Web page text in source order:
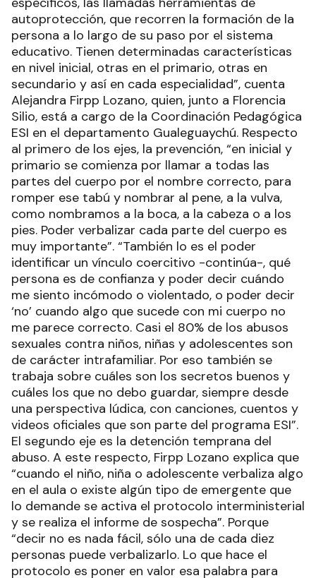
autoprotección, que recorren la formación de la
persona a lo largo de su paso por el sistema
educativo. Tienen determinadas características
en nivel inicial, otras en el primario, otras en
secundario y así en cada especialidad”, cuenta
Alejandra Firpp Lozano, quien, junto a Florencia
Silio, está a cargo de la Coordinación Pedagógica
ESI en el departamento Gualeguaychú. Respecto
al primero de los ejes, la prevención, “en inicial y
primario se comienza por llamar a todas las
partes del cuerpo por el nombre correcto, para
romper ese tabú y nombrar al pene, a la vulva,
como nombramos a la boca, a la cabeza o a los
pies. Poder verbalizar cada parte del cuerpo es
muy importante”. “También lo es el poder
identificar un vínculo coercitivo -continúa-, qué
persona es de confianza y poder decir cuándo
me siento incómodo o violentado, o poder decir
‘no’ cuando algo que sucede con mi cuerpo no
me parece correcto. Casi el 80% de los abusos
sexuales contra niños, niñas y adolescentes son
de carácter intrafamiliar. Por eso también se
trabaja sobre cuáles son los secretos buenos y
cuáles los que no debo guardar, siempre desde
una perspectiva lúdica, con canciones, cuentos y
videos oficiales que son parte del programa ESI”.
El segundo eje es la detención temprana del
abuso. A este respecto, Firpp Lozano explica que
“cuando el niño, niña o adolescente verbaliza algo
en el aula o existe algún tipo de emergente que
lo demande se activa el protocolo interministerial
y se realiza el informe de sospecha”. Porque
“decir no es nada fácil, sólo una de cada diez
personas puede verbalizarlo. Lo que hace el
protocolo es poner en valor esa palabra para